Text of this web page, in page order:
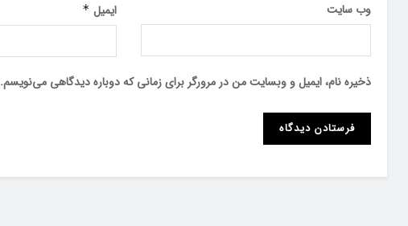
ایمیل * وب‌ سایت
ذخیره نام، ایمیل و وبسایت من در مرورگر برای زمانی که دوباره دیدگاهی می‌نویسم.